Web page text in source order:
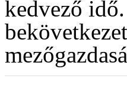
kedvező